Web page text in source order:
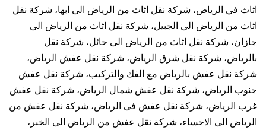
اثاث في الرياض، شركة نقل اثاث من الرياض الى ابها، شركة نقل
اثاث من الرياض الى الجبيل، شركة نقل اثاث من الرياض الى
جازان، شركة نقل اثاث من الرياض الى حائل، شركة نقل
بالرياض، شركة نقل شرق الرياض، شركة نقل عفش الرياض،
شركة نقل عفش بالرياض مع الفك والتركيب، شركة نقل عفش
جنوب الرياض، شركة نقل عفش شمال الرياض، شركة نقل عفش
غرب الرياض، شركة نقل عفش فى الرياض، شركة نقل عفش من
الرياض الى الاحساء، شركة نقل عفش من الرياض الى الخبر ،